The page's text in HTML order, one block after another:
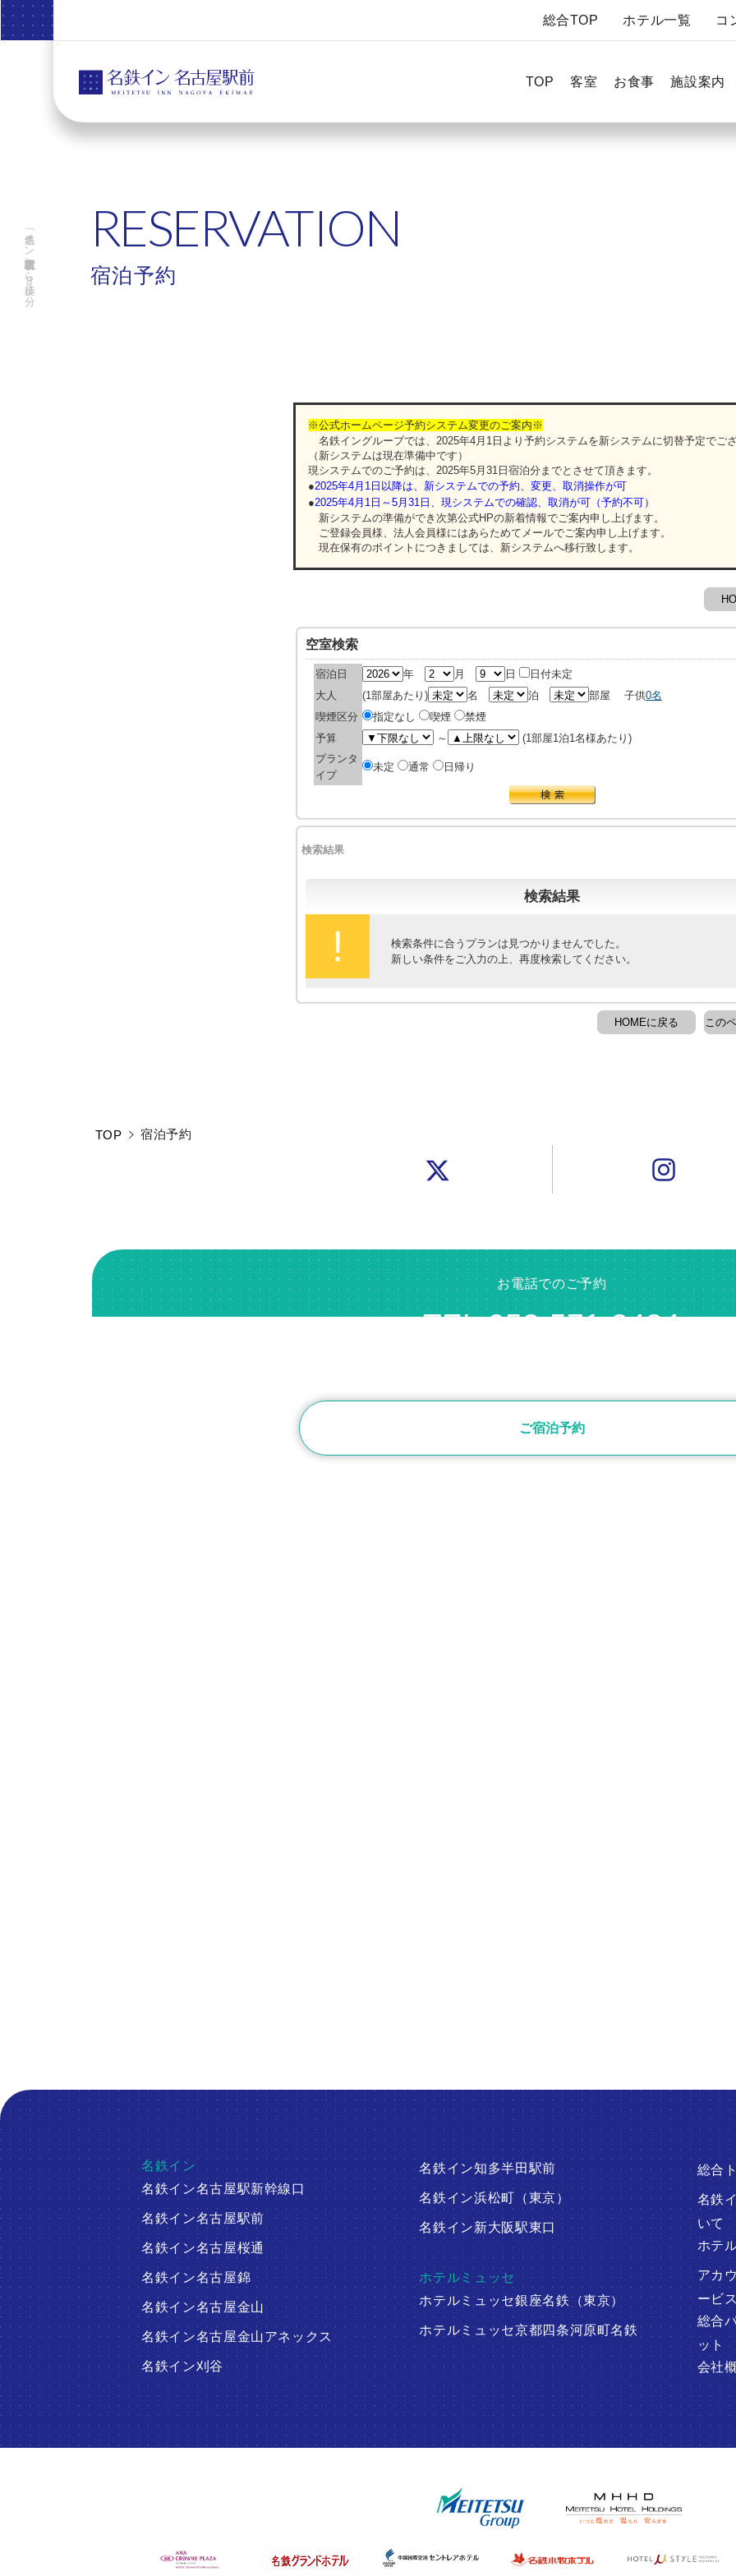
「名鉄イン名古屋駅前」名古屋駅から徒歩8分
TOP 客室 お食事 施設案内
総合TOP ホテル一覧 コ
宿泊予約
RESERVATION
※公式ホームページ予約システム変更のご案内※
名鉄イングループでは、2025年4月1日より予約システムを新システムに切替予定でござ
（新システムは現在準備中です）
現システムでのご予約は、2025年5月31日宿泊分までとさせて頂きます。
●2025年4月1日以降は、新システムでの予約、変更、取消操作が可
●2025年4月1日～5月31日、現システムでの確認、取消が可（予約不可）
新システムの準備ができ次第公式HPの新着情報でご案内申し上げます。
ご登録会員様、法人会員様にはあらためてメールでご案内申し上げます。
現在保有のポイントにつきましては、新システムへ移行致します。
空室検索
宿泊日 年 月 日
日付未定
大人
(1部屋あたり) 名 泊 部屋 子供0名
喫煙区分
指定なし 喫煙
禁煙
予算
～
(1部屋1泊1名様あたり)
プランタ
イプ
未定 通常 日帰り
検索結果
検索結果
!
検索条件に合うプランは見つかりませんでした。
新しい条件をご入力の上、再度検索してください。
この
HOMEに戻る
TOP 宿泊予約
お電話でのご予約
TEL.052-571-3434
ご宿泊予約
名鉄イン
名鉄イン名古屋駅新幹線口
名鉄イン名古屋駅前
名鉄イン名古屋桜通
名鉄イン名古屋錦
名鉄イン名古屋金山
名鉄イン名古屋金山アネックス
名鉄イン刈谷
名鉄イン知多半田駅前
名鉄イン浜松町（東京）
名鉄イン新大阪駅東口
ホテルミュッセ
ホテルミュッセ銀座名鉄（東京）
ホテルミュッセ京都四条河原町名鉄
総合
名鉄
いて
ホテ
アカ
ービス
総合
ット
会社